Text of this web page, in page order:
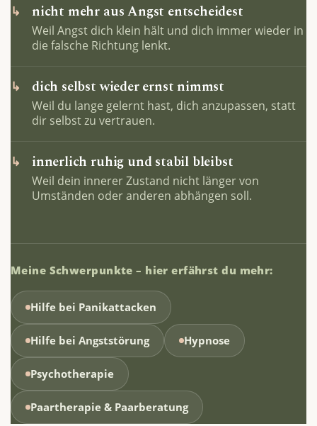
↳ nicht mehr aus Angst entscheidest
Weil Angst dich klein hält und dich immer wieder in
die falsche Richtung lenkt.
↳ dich selbst wieder ernst nimmst
Weil du lange gelernt hast, dich anzupassen, statt
dir selbst zu vertrauen.
↳ innerlich ruhig und stabil bleibst
Weil dein innerer Zustand nicht länger von
Umständen oder anderen abhängen soll.
Meine Schwerpunkte – hier erfährst du mehr:
Hilfe bei Panikattacken
Hilfe bei Angststörung Hypnose
Psychotherapie
Paartherapie & Paarberatung